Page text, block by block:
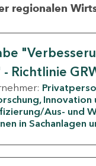
regionalen
Richtlinie
Aus- und
in Sachanlagen